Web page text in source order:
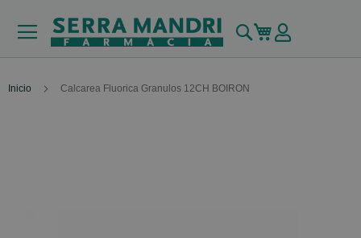
Buscar
Mi carrito
Inicio Calcarea Fluorica Granulos 12CH BOIRON